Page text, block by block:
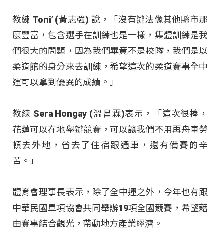
教練 Toni’ (黃志強) 說，「沒有辦法像其他縣市那
麼豐富，包含選手在訓練也是一樣，集體訓練是我
們很大的問題，因為我們畢竟不是校隊，我們是以
柔道館的身分來去訓練，希望這次的柔道賽事全中
運可以拿到優異的成績。」
教練 Sera Hongay (溫昌霖)表示，「這次很棒，
花蓮可以在地舉辦競賽，可以讓我們不用再舟車勞
頓去外地，省去了住宿跟通車，還有備賽的辛
苦。」
體育會理事長表示，除了全中運之外，今年也有跟
中華民國單項協會共同舉辦19項全國競賽，希望藉
由賽事結合觀光，帶動地方產業經濟。